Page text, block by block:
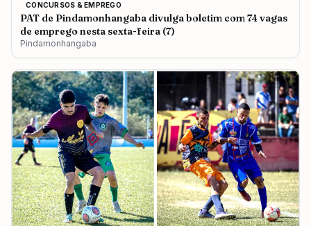
CONCURSOS & EMPREGO
PAT de Pindamonhangaba divulga boletim com 74 vagas
de emprego nesta sexta-feira (7)
Pindamonhangaba